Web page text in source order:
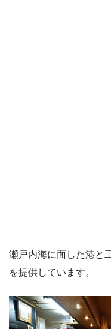
瀬戸内海に面した港と
を提供しています。